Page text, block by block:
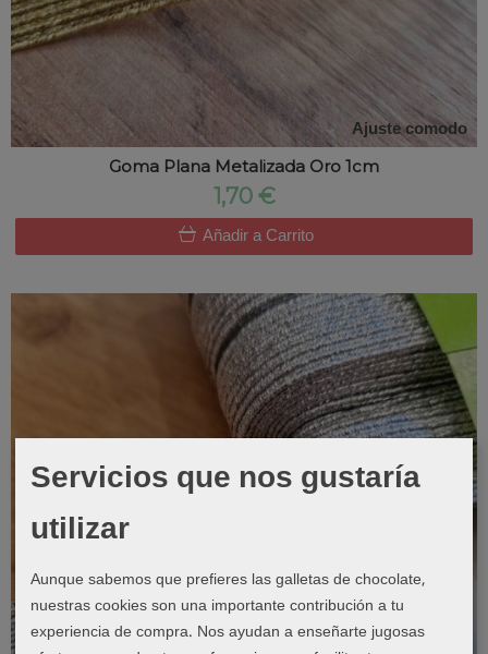
Ajuste comodo
Goma Plana Metalizada Oro 1cm
1,70 €
Añadir a Carrito
Servicios que nos gustaría
utilizar
Aunque sabemos que prefieres las galletas de chocolate,
nuestras cookies son una importante contribución a tu
experiencia de compra. Nos ayudan a enseñarte jugosas